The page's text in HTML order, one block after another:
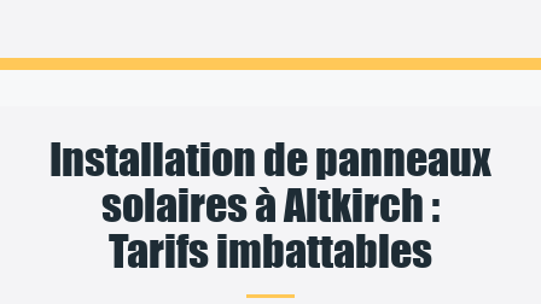
Installation de panneaux
solaires à Altkirch :
Tarifs imbattables